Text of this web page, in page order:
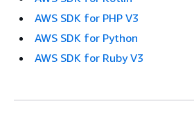
AWS SDK for PHP V3
AWS SDK for Python
AWS SDK for Ruby V3